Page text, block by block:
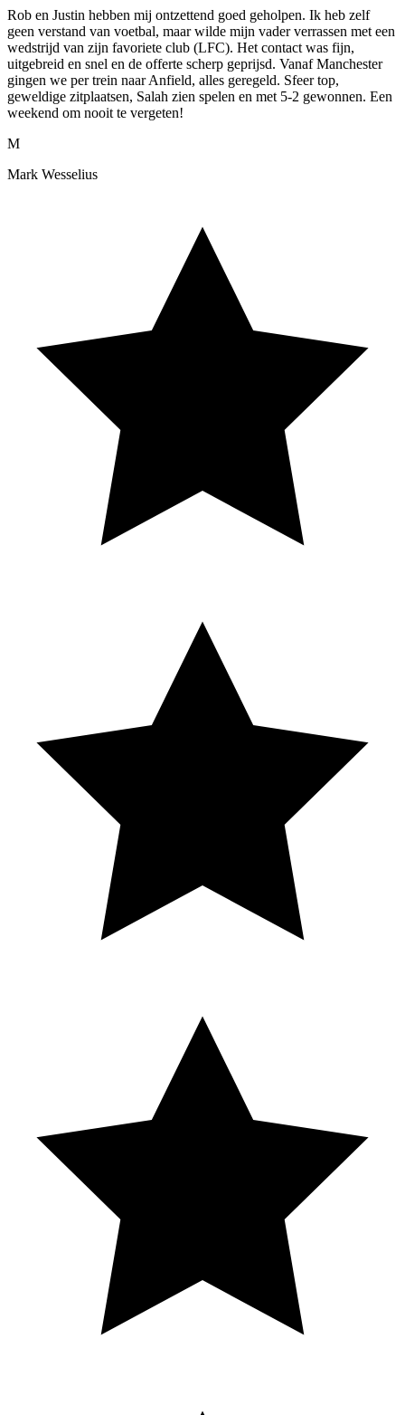
Rob en Justin hebben mij ontzettend goed geholpen. Ik heb zelf
geen verstand van voetbal, maar wilde mijn vader verrassen met een
wedstrijd van zijn favoriete club (LFC). Het contact was fijn,
uitgebreid en snel en de offerte scherp geprijsd. Vanaf Manchester
gingen we per trein naar Anfield, alles geregeld. Sfeer top,
geweldige zitplaatsen, Salah zien spelen en met 5-2 gewonnen. Een
weekend om nooit te vergeten!
M
Mark Wesselius